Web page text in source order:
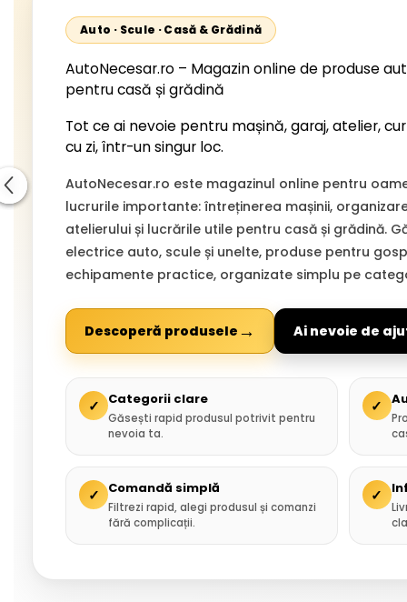
Auto · Scule · Casă & Grădină
AutoNecesar.ro – Magazin online de produse
pentru casă și grădină
Tot ce ai nevoie pentru mașină, garaj, atelier,
cu zi, într-un singur loc.
AutoNecesar.ro este magazinul online pentru
lucrurile importante: întreținerea mașinii,
atelierului și lucrările utile pentru casă și grădină.
electrice auto, scule și unelte, produse pentru
echipamente practice, organizate simplu pe
Descoperă produsele → Ai nevoie de
✓ Categorii clare
Găsești rapid produsul potrivit pentru
nevoia ta.
✓
✓ Comandă simplă
Filtrezi rapid, alegi produsul și comanzi
fără complicații.
✓